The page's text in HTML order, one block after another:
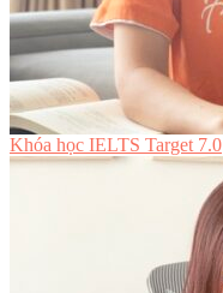
Khóa học IELTS Target 7.0